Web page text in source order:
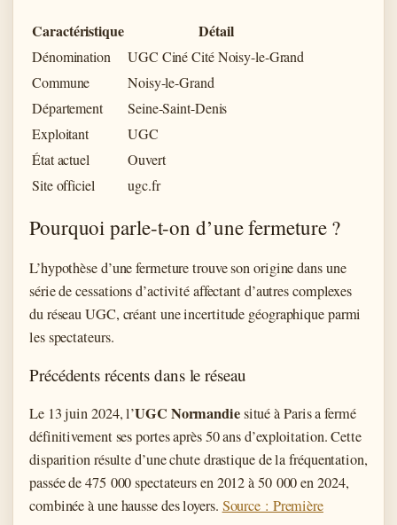
Caractéristique Détail
Dénomination
UGC Ciné Cité Noisy-le-Grand
Commune
Noisy-le-Grand
Département
Seine-Saint-Denis
Exploitant
UGC
État actuel
Ouvert
Site officiel
ugc.fr
Pourquoi parle-t-on d’une fermeture ?
L’hypothèse d’une fermeture trouve son origine dans une
série de cessations d’activité affectant d’autres complexes
du réseau UGC, créant une incertitude géographique parmi
les spectateurs.
Précédents récents dans le réseau
Le 13 juin 2024, l’UGC Normandiesitué à Paris a fermé
définitivement ses portes après 50 ans d’exploitation. Cette
disparition résulte d’une chute drastique de la fréquentation,
passée de 475 000 spectateurs en 2012 à 50 000 en 2024,
combinée à une hausse des loyers. Source : Première